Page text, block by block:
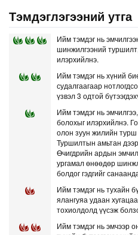
Тэмдэглэгээний утга
Ийм тэмдэг нь
шинжилгээний
илэрхийлнэ.
Ийм тэмдэг нь хүний
судалгаагаар
үзвэл 3 одтой
Ийм тэмдэг нь
болохыг илэрхийлнэ.
олон зуун жилийн турш
Туршилтын амьтан дээр
Өчигдрийн ардын
ургамал өнөөдөр
болдог гэдгийг
Ийм тэмдэг нь тухайн
ялангуяа удаан
тохиолдолд үүсэж
Ийм тэмдэг нь эмчээр